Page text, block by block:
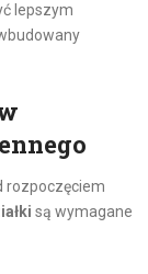
lepszym
rozpoczęciem
są wymagane